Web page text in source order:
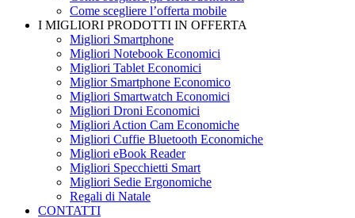
Come scegliere l’offerta mobile
I MIGLIORI PRODOTTI IN OFFERTA
Migliori Smartphone
Migliori Notebook Economici
Migliori Tablet Economici
Miglior Smartphone Economico
Migliori Smartwatch Economici
Migliori Droni Economici
Migliori Action Cam Economiche
Migliori Cuffie Bluetooth Economiche
Migliori eBook Reader
Migliori Specchietti Smart
Migliori Sedie Ergonomiche
Regali di Natale
CONTATTI